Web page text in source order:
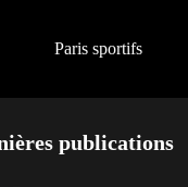
Paris sportifs
publications